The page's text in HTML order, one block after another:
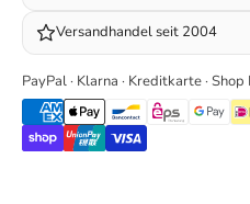
Versandhandel seit 2004
PayPal · Klarna · Kreditkarte · Shop